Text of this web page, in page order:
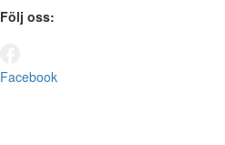
Följ oss:
Facebook